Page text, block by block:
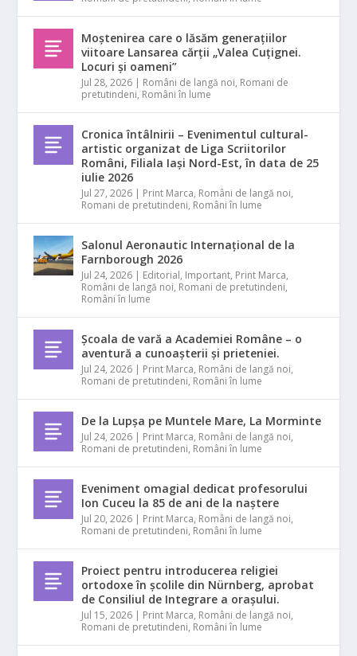
Moștenirea care o lăsăm generațiilor
viitoare Lansarea cărții „Valea Cuțignei.
Locuri și oameni”
Jul 28, 2026 | Români de langă noi, Romani de
pretutindeni, Români în lume
Cronica întâlnirii – Evenimentul cultural-
artistic organizat de Liga Scriitorilor
Români, Filiala Iași Nord-Est, în data de 25
iulie 2026
Jul 27, 2026 | Print Marca, Români de langă noi,
Romani de pretutindeni, Români în lume
Salonul Aeronautic Internațional de la
Farnborough 2026
Jul 24, 2026 | Editorial, Important, Print Marca,
Români de langă noi, Romani de pretutindeni,
Români în lume
Școala de vară a Academiei Române – o
aventură a cunoașterii și prieteniei.
Jul 24, 2026 | Print Marca, Români de langă noi,
Romani de pretutindeni, Români în lume
De la Lupșa pe Muntele Mare, La Morminte
Jul 24, 2026 | Print Marca, Români de langă noi,
Romani de pretutindeni, Români în lume
Eveniment omagial dedicat profesorului
Ion Cuceu la 85 de ani de la naștere
Jul 20, 2026 | Print Marca, Români de langă noi,
Romani de pretutindeni, Români în lume
Proiect pentru introducerea religiei
ortodoxe în școlile din Nürnberg, aprobat
de Consiliul de Integrare a orașului.
Jul 15, 2026 | Print Marca, Români de langă noi,
Romani de pretutindeni, Români în lume